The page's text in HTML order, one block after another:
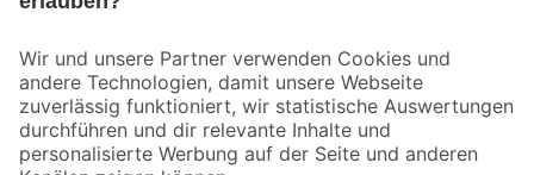
Der toom Newsletter: Keine Angebote und Aktionen mehr verpassen!
Zur Newsletter Anmeldung